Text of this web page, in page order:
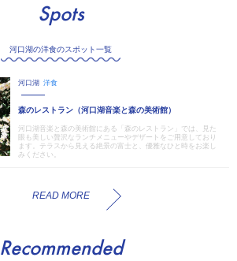
Spots
河口湖の洋食のスポット一覧
河口湖 洋食
森のレストラン（河口湖音楽と森の美術館）
河口湖音楽と森の美術館にある「森のレストラン」では、見た
眼も美しい贅沢なランチメニューやデザートをご用意しており
ます。テラスから見える絶景の富士と、優雅なひと時をお楽し
みください。
READ MORE
Recommended